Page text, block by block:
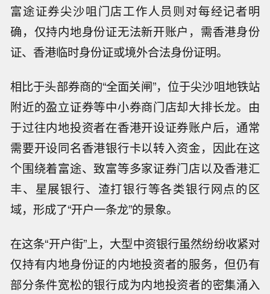
富途证券尖沙咀门店工作人员则对每经记者明
确，仅持内地身份证无法新开账户，需香港身份
证、香港临时身份证或境外合法身份证明。
相比于头部券商的“全面关闸”，位于尖沙咀地铁站
附近的盈立证券等中小券商门店却大排长龙。由
于过往内地投资者在香港开设证券账户后，通常
需要开设同名香港银行卡以转入资金，因此在这
个围绕着富途、致富等多家证券门店以及香港汇
丰、星展银行、渣打银行等各类银行网点的区
域，形成了“开户一条龙”的景象。
在这条“开户街”上，大型中资银行虽然纷纷收紧对
仅持有内地身份证的内地投资者的服务，但仍有
部分条件宽松的银行成为内地投资者的密集涌入